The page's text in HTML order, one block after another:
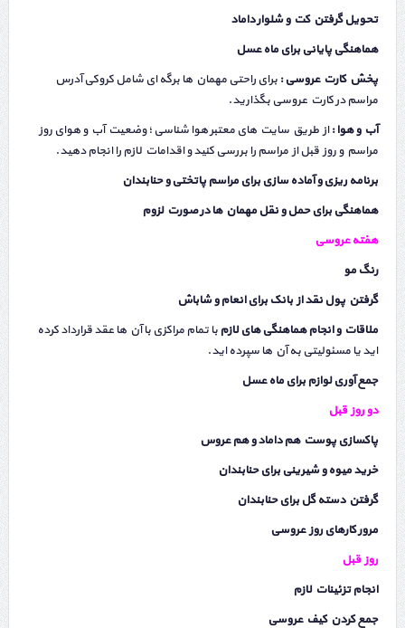
تحویل گرفتن کت و شلوار داماد
هماهنگی پایانی برای ماه عسل
پخش کارت عروسی : برای راحتی مهمان ها برگه ای شامل کروکی آدرس
مراسم در کارت عروسی بگذارید.
آب و هوا :از طریق سایت های معتبر هوا شناسی ؛ وضعیت آب و هوای روز
مراسم و روز قبل از مراسم را بررسی کنید و اقدامات لازم را انجام دهید.
برنامه ریزی و آماده سازی برای مراسم پاتختی و حنابندان
هماهنگی برای حمل و نقل مهمان ها در صورت لزوم
هفته عروسی
رنگ مو
گرفتن پول نقد از بانک برای انعام و شاباش
ملاقات و انجام هماهنگی های لازم با تمام مراکزی با آن ها عقد قرارداد کرده
اید یا مسئولیتی به آن ها سپرده اید.
جمع آوری لوازم برای ماه عسل
دو روز قبل
پاکسازی پوست هم داماد و هم عروس
خرید میوه و شیرینی برای حنابندان
گرفتن دسته گل برای حنابندان
مرور کارهای روز عروسی
روز قبل
انجام تزئینات لازم
جمع کردن کیف عروسی